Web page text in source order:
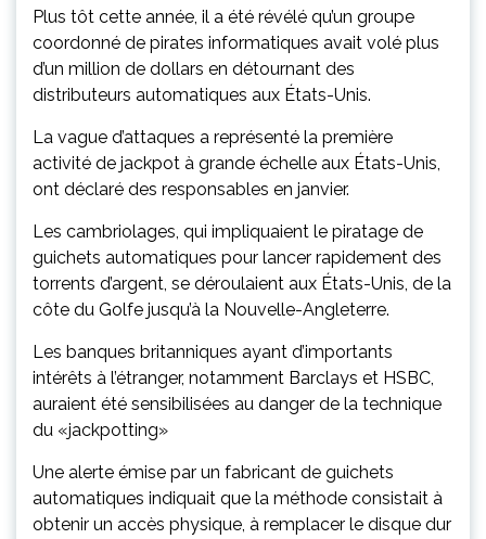
Plus tôt cette année, il a été révélé qu’un groupe
coordonné de pirates informatiques avait volé plus
d’un million de dollars en détournant des
distributeurs automatiques aux États-Unis.
La vague d’attaques a représenté la première
activité de jackpot à grande échelle aux États-Unis,
ont déclaré des responsables en janvier.
Les cambriolages, qui impliquaient le piratage de
guichets automatiques pour lancer rapidement des
torrents d’argent, se déroulaient aux États-Unis, de la
côte du Golfe jusqu’à la Nouvelle-Angleterre.
Les banques britanniques ayant d’importants
intérêts à l’étranger, notamment Barclays et HSBC,
auraient été sensibilisées au danger de la technique
du «jackpotting»
Une alerte émise par un fabricant de guichets
automatiques indiquait que la méthode consistait à
obtenir un accès physique, à remplacer le disque dur